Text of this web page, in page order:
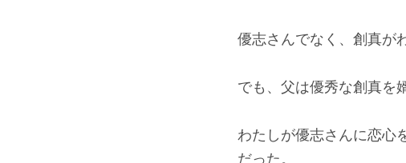
優志さんでなく、創真が
でも、父は優秀な創真を
わたしが優志さんに恋心
だった。